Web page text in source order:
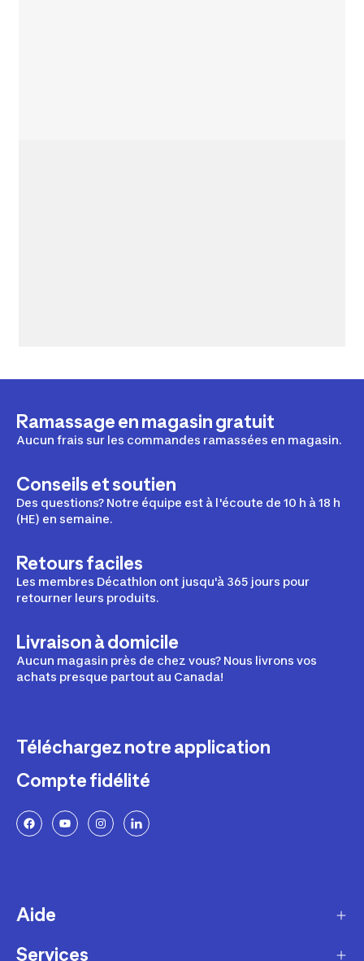
Ramassage en magasin gratuit
Aucun frais sur les commandes ramassées en magasin.
Conseils et soutien
Des questions? Notre équipe est à l'écoute de 10 h à 18 h
(HE) en semaine.
Retours faciles
Les membres Décathlon ont jusqu'à 365 jours pour
retourner leurs produits.
Livraison à domicile
Aucun magasin près de chez vous? Nous livrons vos
achats presque partout au Canada!
Téléchargez notre application
Compte fidélité
Aide
Livraison
Services